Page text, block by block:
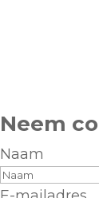
Neem
Naam